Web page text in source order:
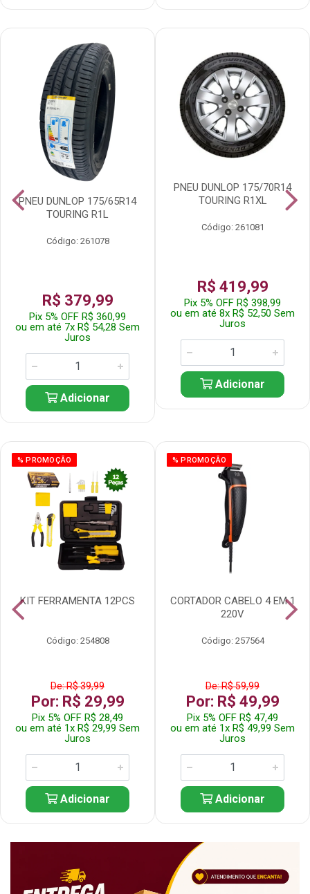
PNEU DUNLOP 175/65R14
TOURING R1L
Código: 261078
R$ 379,99
Pix 5% OFF R$ 360,99
ou em até 7x R$ 54,28 Sem
Juros
Adicionar
PNEU DUNLOP 175/70R14
TOURING R1XL
Código: 261081
R$ 419,99
Pix 5% OFF R$ 398,99
ou em até 8x R$ 52,50 Sem
Juros
Adicionar
% PROMOÇÃO
KIT FERRAMENTA 12PCS
Código: 254808
De: R$ 39,99
Por: R$ 29,99
Pix 5% OFF R$ 28,49
ou em até 1x R$ 29,99 Sem
Juros
Adicionar
% PROMOÇÃO
CORTADOR CABELO 4 EM 1
220V
Código: 257564
De: R$ 59,99
Por: R$ 49,99
Pix 5% OFF R$ 47,49
ou em até 1x R$ 49,99 Sem
Juros
Adicionar